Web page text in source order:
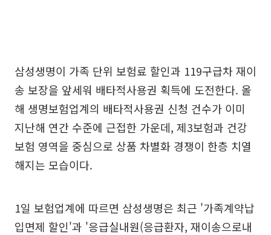
삼성생명이 가족 단위 보험료 할인과 119구급차 재이
송 보장을 앞세워 배타적사용권 획득에 도전한다. 올
해 생명보험업계의 배타적사용권 신청 건수가 이미
지난해 연간 수준에 근접한 가운데, 제3보험과 건강
보험 영역을 중심으로 상품 차별화 경쟁이 한층 치열
해지는 모습이다.
1일 보험업계에 따르면 삼성생명은 최근 '가족계약납
입면제 할인'과 '응급실내원(응급환자, 재이송으로내